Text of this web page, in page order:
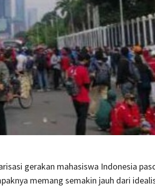
gerakan mahasiswa Indonesia
memang semakin jauh dari